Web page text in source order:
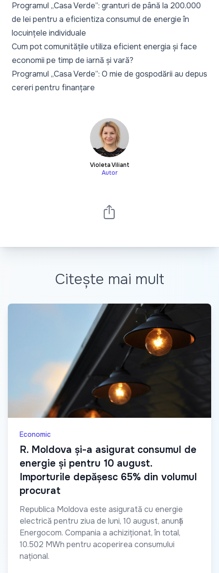
Programul „Casa Verde”: granturi de până la 200.000
de lei pentru a eficientiza consumul de energie în
locuințele individuale
Cum pot comunitățile utiliza eficient energia și face
economii pe timp de iarnă și vară?
Programul „Casa Verde”: O mie de gospodării au depus
cereri pentru finanțare
Violeta Viliant
Autor
Citește mai mult
Economic
R. Moldova și-a asigurat consumul de
energie și pentru 10 august.
Importurile depășesc 65% din volumul
procurat
Republica Moldova este asigurată cu energie
electrică pentru ziua de luni, 10 august, anunță
Energocom. Compania a achiziționat, în total,
10.502 MWh pentru acoperirea consumului
național.